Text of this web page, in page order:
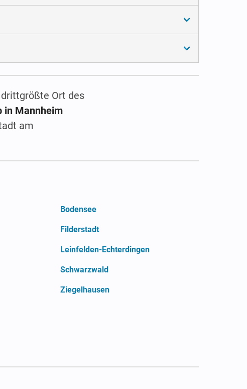
Ort des
in Mannheim
am
Bodensee
Filderstadt
Leinfelden-Echterdingen
Schwarzwald
Ziegelhausen